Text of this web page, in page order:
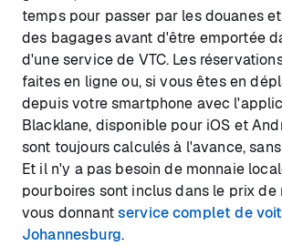
temps pour passer par les douanes
des bagages avant d'être emportée
d'une service de VTC. Les
faites en ligne ou, si vous êtes en
depuis votre smartphone avec
Blacklane, disponible pour iOS et
sont toujours calculés à l'avance,
Et il n'y a pas besoin de monnaie
pourboires sont inclus dans le prix de
vous donnantservice complet de
Johannesburg.